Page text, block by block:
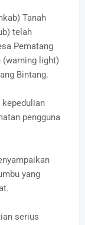
Tanah
telah
Pematang
(warning light)
Bintang.
pengguna
yang
serius